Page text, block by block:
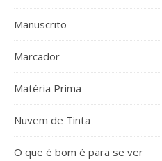
Manuscrito
Marcador
Matéria Prima
Nuvem de Tinta
O que é bom é para se ver